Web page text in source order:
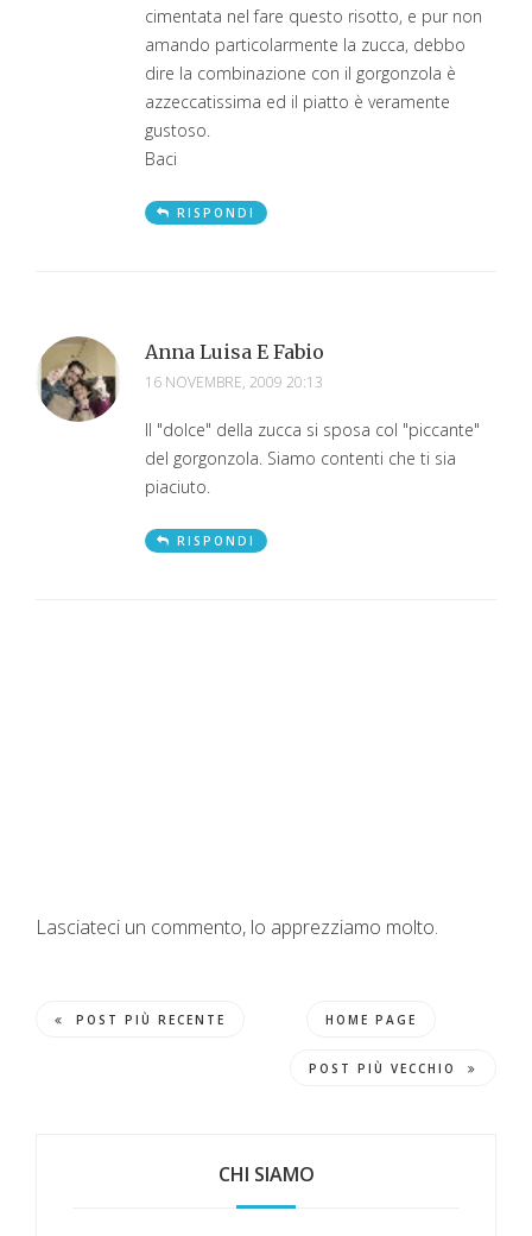
cimentata nel fare questo risotto, e pur non
amando particolarmente la zucca, debbo
dire la combinazione con il gorgonzola è
azzeccatissima ed il piatto è veramente
gustoso.
Baci
RISPONDI
Anna Luisa E Fabio
16 NOVEMBRE, 2009 20:13
Il "dolce" della zucca si sposa col "piccante"
del gorgonzola. Siamo contenti che ti sia
piaciuto.
RISPONDI
Lasciateci un commento, lo apprezziamo molto.
POST PIÙ RECENTE HOME PAGE
POST PIÙ VECCHIO
CHI SIAMO